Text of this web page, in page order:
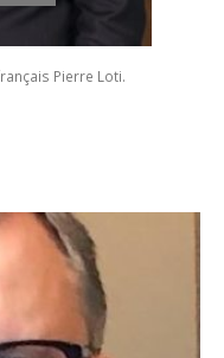
Pierre Loti.